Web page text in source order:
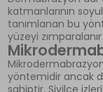
katmanlarının
tanımlanan bu
yüzeyi
yöntemidir ancak
sahiptir. Sivilce